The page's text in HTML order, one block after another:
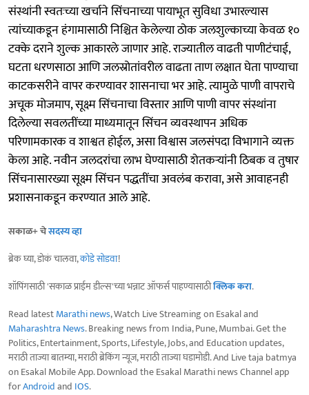
संस्थांनी स्वतःच्या खर्चाने सिंचनाच्या पायाभूत सुविधा उभारल्यास
त्यांच्याकडून हंगामासाठी निश्चित केलेल्या ठोक जलशुल्काच्या केवळ १०
टक्के दराने शुल्क आकारले जाणार आहे. राज्यातील वाढती पाणीटंचाई,
घटता धरणसाठा आणि जलस्रोतांवरील वाढता ताण लक्षात घेता पाण्याचा
काटकसरीने वापर करण्यावर शासनाचा भर आहे. त्यामुळे पाणी वापराचे
अचूक मोजमाप, सूक्ष्म सिंचनाचा विस्तार आणि पाणी वापर संस्थांना
दिलेल्या सवलतींच्या माध्यमातून सिंचन व्यवस्थापन अधिक
परिणामकारक व शाश्वत होईल, असा विश्वास जलसंपदा विभागाने व्यक्त
केला आहे. नवीन जलदरांचा लाभ घेण्यासाठी शेतकऱ्यांनी ठिबक व तुषार
सिंचनासारख्या सूक्ष्म सिंचन पद्धतींचा अवलंब करावा, असे आवाहनही
प्रशासनाकडून करण्यात आले आहे.
सकाळ+ चेसदस्य व्हा
ब्रेक घ्या, डोकं चालवा,कोडे सोडवा!
शॉपिंगसाठी 'सकाळ प्राईम डील्स'च्या भन्नाट ऑफर्स पाहण्यासाठीक्लिक करा.
Read latestMarathi news, Watch Live Streaming on Esakal and
Maharashtra News. Breaking news from India, Pune, Mumbai. Get the
Politics, Entertainment, Sports, Lifestyle, Jobs, and Education updates,
मराठी ताज्या बातम्या, मराठी ब्रेकिंग न्यूज, मराठी ताज्या घडामोडी. And Live taja batmya
on Esakal Mobile App. Download the Esakal Marathi news Channel app
forAndroidand IOS.